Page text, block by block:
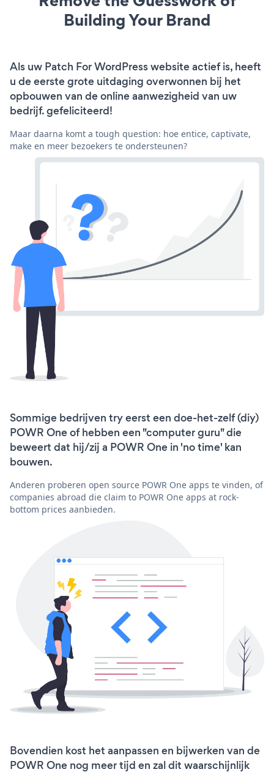
Building Your Brand
Als uw Patch For WordPress website actief is, heeft
u de eerste grote uitdaging overwonnen bij het
opbouwen van de online aanwezigheid van uw
bedrijf. gefeliciteerd!
Maar daarna komt a tough question: hoe entice, captivate,
make en meer bezoekers te ondersteunen?
Sommige bedrijven try eerst een doe-het-zelf (diy)
POWR One of hebben een "computer guru" die
beweert dat hij/zij a POWR One in 'no time' kan
bouwen.
Anderen proberen open source POWR One apps te vinden, of
companies abroad die claim to POWR One apps at rock-
bottom prices aanbieden.
Bovendien kost het aanpassen en bijwerken van de
POWR One nog meer tijd en zal dit waarschijnlijk